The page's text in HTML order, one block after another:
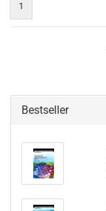
1
Bestseller